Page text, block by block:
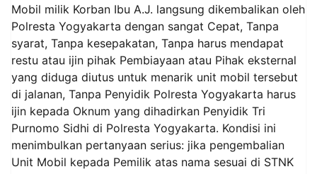
Mobil milik Korban Ibu A.J. langsung dikembalikan oleh
Polresta Yogyakarta dengan sangat Cepat, Tanpa
syarat, Tanpa kesepakatan, Tanpa harus mendapat
restu atau ijin pihak Pembiayaan atau Pihak eksternal
yang diduga diutus untuk menarik unit mobil tersebut
di jalanan, Tanpa Penyidik Polresta Yogyakarta harus
ijin kepada Oknum yang dihadirkan Penyidik Tri
Purnomo Sidhi di Polresta Yogyakarta. Kondisi ini
menimbulkan pertanyaan serius: jika pengembalian
Unit Mobil kepada Pemilik atas nama sesuai di STNK